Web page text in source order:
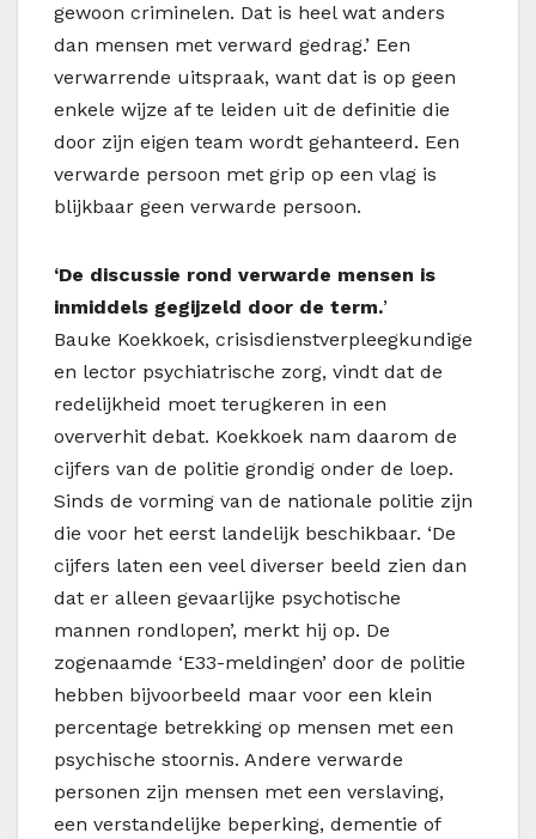
gewoon criminelen. Dat is heel wat anders
dan mensen met verward gedrag.’ Een
verwarrende uitspraak, want dat is op geen
enkele wijze af te leiden uit de definitie die
door zijn eigen team wordt gehanteerd. Een
verwarde persoon met grip op een vlag is
blijkbaar geen verwarde persoon.
‘De discussie rond verwarde mensen is
inmiddels gegijzeld door de term.’
Bauke Koekkoek, crisisdienstverpleegkundige
en lector psychiatrische zorg, vindt dat de
redelijkheid moet terugkeren in een
oververhit debat. Koekkoek nam daarom de
cijfers van de politie grondig onder de loep.
Sinds de vorming van de nationale politie zijn
die voor het eerst landelijk beschikbaar. ‘De
cijfers laten een veel diverser beeld zien dan
dat er alleen gevaarlijke psychotische
mannen rondlopen’, merkt hij op. De
zogenaamde ‘E33-meldingen’ door de politie
hebben bijvoorbeeld maar voor een klein
percentage betrekking op mensen met een
psychische stoornis. Andere verwarde
personen zijn mensen met een verslaving,
een verstandelijke beperking, dementie of